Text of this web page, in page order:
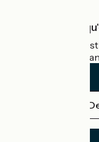
Accueil Vélo
Accueil Vélo
cyclistes en